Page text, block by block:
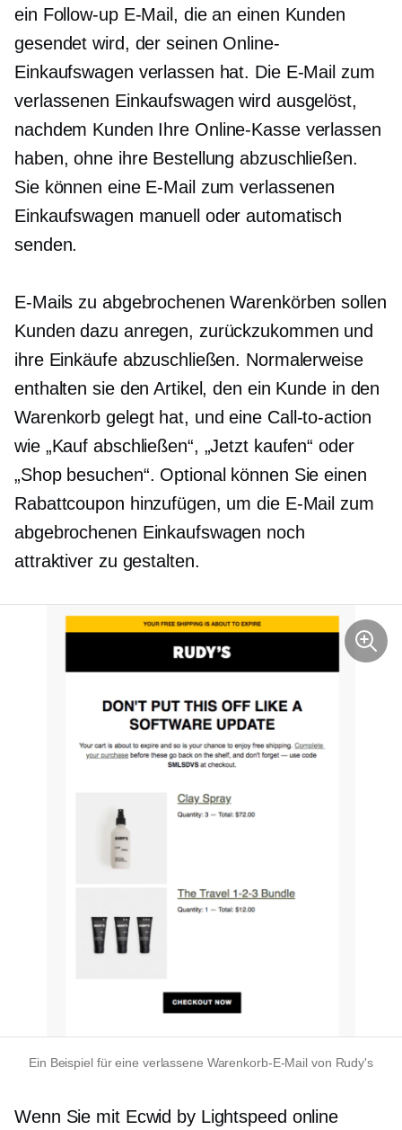
ein Follow-upE-Mail, die an einen Kunden
gesendet wird, der seinen Online-
Einkaufswagen verlassen hat. Die E-Mail zum
verlassenen Einkaufswagen wird ausgelöst,
nachdem Kunden Ihre Online-Kasse verlassen
haben, ohne ihre Bestellung abzuschließen.
Sie können eine E-Mail zum verlassenen
Einkaufswagen manuell oder automatisch
senden.
E-Mails zu abgebrochenen Warenkörben sollen
Kunden dazu anregen, zurückzukommen und
ihre Einkäufe abzuschließen. Normalerweise
enthalten sie den Artikel, den ein Kunde in den
Warenkorb gelegt hat, und eine Call-to-action
wie „Kauf abschließen“, „Jetzt kaufen“ oder
„Shop besuchen“. Optional können Sie einen
Rabattcoupon hinzufügen, um die E-Mail zum
abgebrochenen Einkaufswagen noch
attraktiver zu gestalten.
Ein Beispiel für eine verlassene Warenkorb-E-Mail von Rudy's
Wenn Sie mit Ecwid by Lightspeed online